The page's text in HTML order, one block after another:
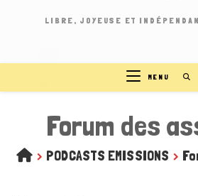
LIBRE, JOYEUSE ET
MENU
Forum des
> PODCASTS EMISSIONS >